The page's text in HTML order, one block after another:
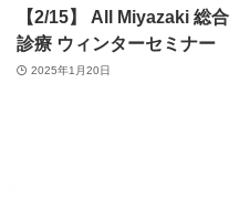
【2/15】 All Miyazaki 総合
診療 ウィンターセミナー
2025年1月20日